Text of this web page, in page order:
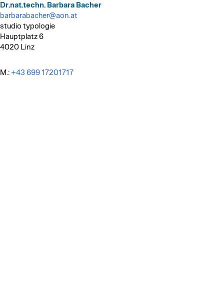
Dr.nat.techn. Barbara Bacher
barbarabacher@aon.at
studio typologie
Hauptplatz 6
4020 Linz
M.: +43 699 17201717